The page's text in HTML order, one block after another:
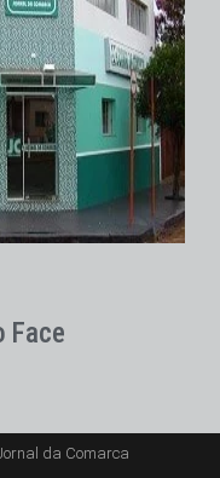
Face
da Comarca